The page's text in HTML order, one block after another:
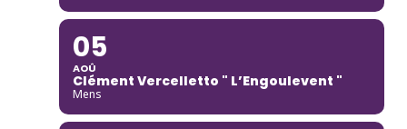
05
AOÛ
Clément Vercelletto " L’Engoulevent "
Mens